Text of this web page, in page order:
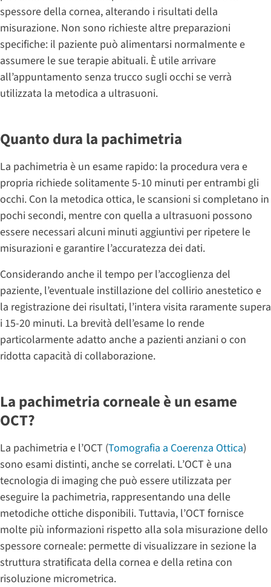
spessore della cornea, alterando i risultati della
misurazione. Non sono richieste altre preparazioni
specifiche: il paziente può alimentarsi normalmente e
assumere le sue terapie abituali. È utile arrivare
all’appuntamento senza trucco sugli occhi se verrà
utilizzata la metodica a ultrasuoni.
Quanto dura la pachimetria
La pachimetria è un esame rapido: la procedura vera e
propria richiede solitamente 5-10 minuti per entrambi gli
occhi. Con la metodica ottica, le scansioni si completano in
pochi secondi, mentre con quella a ultrasuoni possono
essere necessari alcuni minuti aggiuntivi per ripetere le
misurazioni e garantire l’accuratezza dei dati.
Considerando anche il tempo per l’accoglienza del
paziente, l’eventuale instillazione del collirio anestetico e
la registrazione dei risultati, l’intera visita raramente supera
i 15-20 minuti. La brevità dell’esame lo rende
particolarmente adatto anche a pazienti anziani o con
ridotta capacità di collaborazione.
La pachimetria corneale è un esame
OCT?
La pachimetria e l’OCT (Tomografia a Coerenza Ottica)
sono esami distinti, anche se correlati. L’OCT è una
tecnologia di imaging che può essere utilizzata per
eseguire la pachimetria, rappresentando una delle
metodiche ottiche disponibili. Tuttavia, l’OCT fornisce
molte più informazioni rispetto alla sola misurazione dello
spessore corneale: permette di visualizzare in sezione la
struttura stratificata della cornea e della retina con
risoluzione micrometrica.